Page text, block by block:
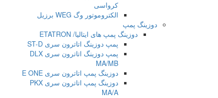
کرواسی
الکتروموتور وگ WEG برزیل
دوزینگ پمپ
دوزینگ پمپ های ایتالیا/ ETATRON
پمپ دوزینگ اتاترون سری ST-D
پمپ دوزینگ اتاترون سری DLX
MA/MB
دوزینگ پمپ اتاترون سری E ONE
دوزینگ پمپ اتاترون سری PKX
MA/A